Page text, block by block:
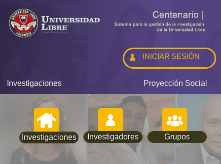
Investigaciones Proyección Social
Investigaciones Investigadores Grupos
INICIAR SESIÓN